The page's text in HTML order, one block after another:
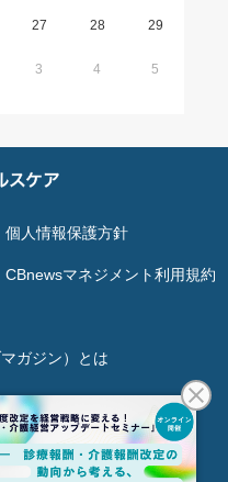
27 28 29
3 4 5
個人情報保護方針
CBnewsマネジメント利用規約
ガジン）とは